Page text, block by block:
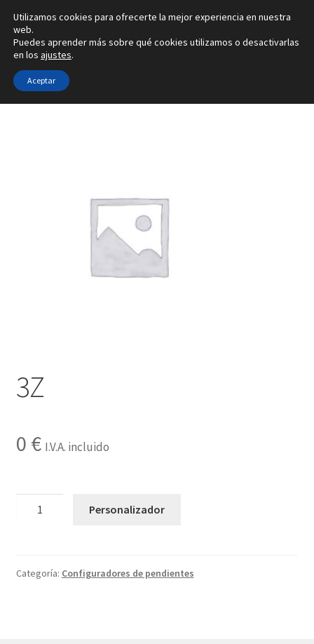
Ir
a
la
navegación
Ir
al
contenido
Inicio
Sobre nosotros
Inicio Tipo de joya
3Z
0 € I.V.A. incluido
Personalizador
Categoría: Configuradores de pendientes
Utilizamos cookies para ofrecerte la mejor experiencia en nuestra
web.
Puedes aprender más sobre qué cookies utilizamos o desactivarlas
en los ajustes.
Aceptar